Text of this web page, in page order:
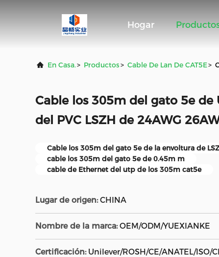
Hogar
En Casa.> Productos> Cable De Lan De CAT5E>
Cable los 305m del gato 5e de
del PVC LSZH de 24AWG
Cable los 305m del gato 5e de la envoltura de
cable los 305m del gato 5e de 0.45m m
cable de Ethernet del utp de los 305m cat5e
Lugar de origen: CHINA
Nombre de la marca: OEM/ODM/YUEXIANKE
Certificación: Unilever/ROSH/CE/ANATEL/ISO/